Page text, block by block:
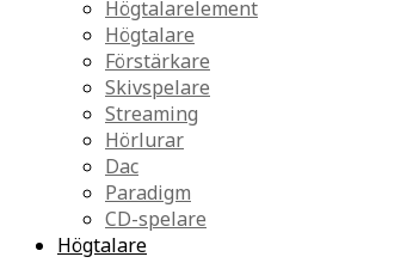
Högtalarelement
Högtalare
Förstärkare
Skivspelare
Streaming
Hörlurar
Dac
Paradigm
CD-spelare
Högtalare